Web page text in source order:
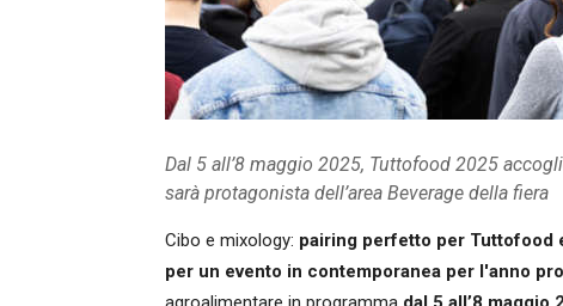
Dal 5 all’8 maggio 2025, Tuttofood 2025
sarà protagonista dell’area Beverage della fiera
Cibo e mixology: pairing perfetto per Tuttofood
per un evento in contemporanea per l'anno